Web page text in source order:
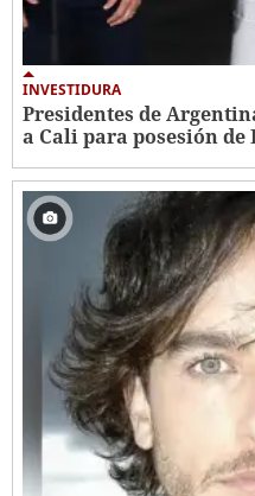
INVESTIDURA
Presidentes de
a Cali para posesión de